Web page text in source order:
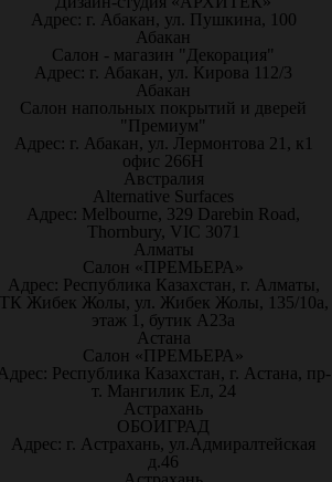
Адрес: г. Абакан, ул. Пушкина, 100
Абакан
Салон - магазин "Декорация"
Адрес: г. Абакан, ул. Кирова 112/3
Абакан
Салон напольных покрытий и дверей
"Премиум"
Адрес: г. Абакан, ул. Лермонтова 21, к1
офис 266Н
Австралия
Alternative Surfaces
Адрес: Melbourne, 329 Darebin Road,
Thornbury, VIC 3071
Алматы
Салон «ПРЕМЬЕРА»
Адрес: Республика Казахстан, г. Алматы,
Жибек Жолы, ул. Жибек Жолы, 135/10а,
этаж 1, бутик А23а
Астана
Салон «ПРЕМЬЕРА»
Республика Казахстан, г. Астана, пр-
т. Мангилик Ел, 24
Астрахань
ОБОИГРАД
Адрес: г. Астрахань, ул.Адмиралтейская
д.46